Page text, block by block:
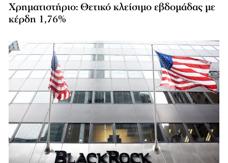
Χρηματιστήριο: Θετικό κλείσιμο εβδομάδας με
κέρδη 1,76%